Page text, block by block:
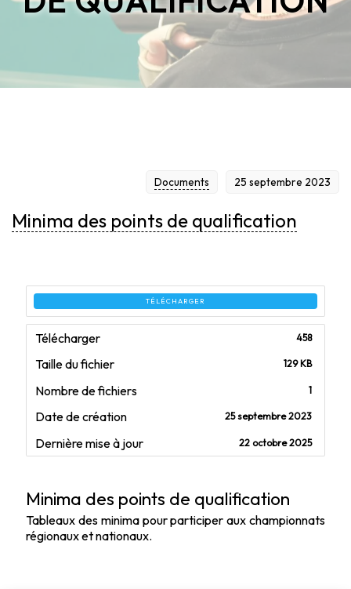
25 septembre 2023
Documents
Minima des points de qualification
TÉLÉCHARGER
Télécharger 458
Taille du fichier 129 KB
Nombre de fichiers 1
Date de création 25 septembre 2023
Dernière mise à jour 22 octobre 2025
Minima des points de qualification
Tableaux des minima pour participer aux championnats
régionaux et nationaux.